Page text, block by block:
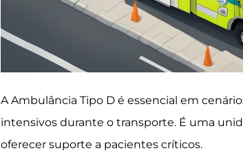
A Ambulância Tipo D é essencial em
intensivos durante o transporte. É uma
oferecer suporte a pacientes críticos.